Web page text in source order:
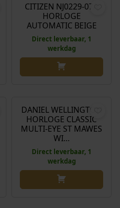
CITIZEN NJ0229-07A
HORLOGE
AUTOMATIC BEIGE
Direct leverbaar, 1
werkdag
DANIEL WELLINGTON
HORLOGE CLASSIC
MULTI-EYE ST MAWES
WI…
Direct leverbaar, 1
werkdag